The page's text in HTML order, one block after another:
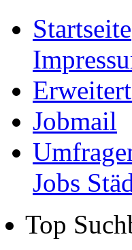
Startseite
Jobmail
Jobs
Top